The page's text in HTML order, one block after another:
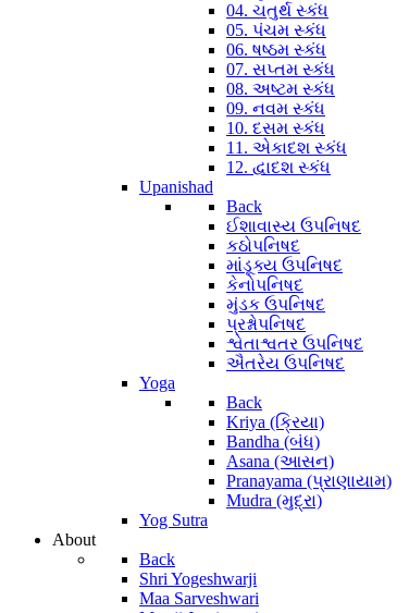
04. ચતુર્થ સ્કંધ
05. પંચમ સ્કંધ
06. ષષ્ઠમ સ્કંધ
07. સપ્તમ સ્કંધ
08. અષ્ટમ સ્કંધ
09. નવમ સ્કંધ
10. દસમ સ્કંધ
11. એકાદશ સ્કંધ
12. દ્વાદશ સ્કંધ
Upanishad
Back
ઈશાવાસ્ય ઉપનિષદ
કઠોપનિષદ
માંડૂક્ય ઉપનિષદ
કેનોપનિષદ
મુંડક ઉપનિષદ
પ્રશ્નોપનિષદ
શ્વેતાશ્વતર ઉપનિષદ
ઐતરેય ઉપનિષદ
Yoga
Back
Kriya (ક્રિયા)
Bandha (બંધ)
Asana (આસન)
Pranayama (પ્રાણાયામ)
Mudra (મુદ્રા)
Yog Sutra
About
Back
Shri Yogeshwarji
Maa Sarveshwari